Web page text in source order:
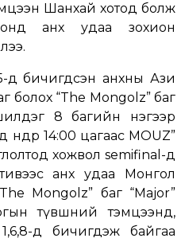
Шанхай хотод болж
анх удаа зохион
д бичигдсэн анхны Ази
болох “The Mongolz” баг
8 багийн нэгээр
өнөөдөр 14:00 цагаас MOUZ”
хожвол semifinal-д
анх удаа Монгол
Mongolz” баг “Major”
түвшний тэмцээнд,
д бичигдэж байгаа